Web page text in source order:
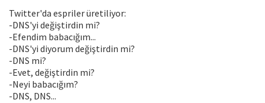
Twitter'da espriler üretiliyor:
-DNS'yi değiştirdin mi?
-Efendim babacığım...
-DNS'yi diyorum değiştirdin mi?
-DNS mi?
-Evet, değiştirdin mi?
-Neyi babacığım?
-DNS, DNS...